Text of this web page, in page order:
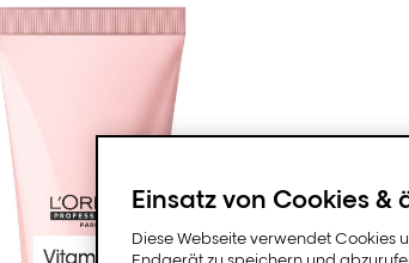
Einsatz von Cookies
Diese Webseite verwendet Cookies
Endgerät zu speichern und